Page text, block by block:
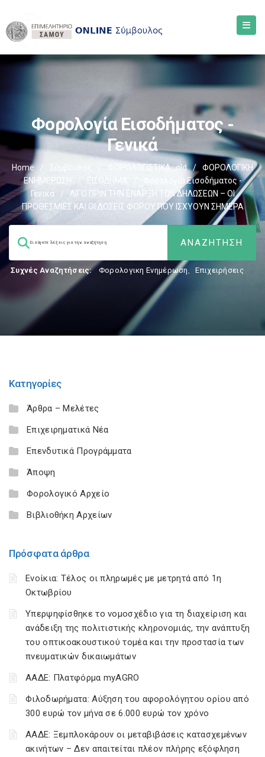
Φορολογία Εισοδήματος -
Γενικά
Home / Σύμβουλος ΦΟΡΟΛΟΓΙΣΤΙΚΑ_old /
ΦΟΡΟΛΟΓΙΚΗ
ΕΝΗΜΕΡΩΣΗ
/ ΕΙΣΟΔΗΜΑ
Φορολογία Εισοδήματος -
Γενικά
/
ΛΙΓΟ ΠΡΙΝ ΤΗΝ ΕΝΑΡΞΗ ΤΩΝ ΔΗΛΩΣΕΩΝ – ΟΙ
ΠΡΟΘΕΣΜΙΕΣ ΚΑΙ ΟΙ ΔΟΣΕΙΣ ΦΟΡΟΥ ΠΟΥ ΙΣΧΥΟΥΝ ΣΗΜΕΡΑ
Συχνές Αναζητήσεις: Φορολογικη Ενημέρωση, Επιχειρήσεις
Κατηγορίες
Άρθρα – Μελέτες
Επιχειρηματικά Νέα
Επενδυτικά Προγράμματα
Άποψη
Φορολογικό Αρχείο
Βιβλιοθήκη Αρχείων
Πρόσφατα άρθρα
Ενοίκια: Τέλος οι πληρωμές με μετρητά από 1η
Οκτωβρίου
Υπερψηφίσθηκε το νομοσχέδιο για τη διαχείριση και
ανάδειξη της πολιτιστικής κληρονομιάς, την ανάπτυξη
του οπτικοακουστικού τομέα και την προστασία των
πνευματικών δικαιωμάτων
ΑΑΔΕ: Πλατφόρμα myAGRO
Φιλοδωρήματα: Αύξηση του αφορολόγητου ορίου από
300 ευρώ τον μήνα σε 6.000 ευρώ τον χρόνο
ΑΑΔΕ: Ξεμπλοκάρουν οι μεταβιβάσεις κατασχεμένων
ακινήτων – Δεν απαιτείται πλέον πλήρης εξόφληση